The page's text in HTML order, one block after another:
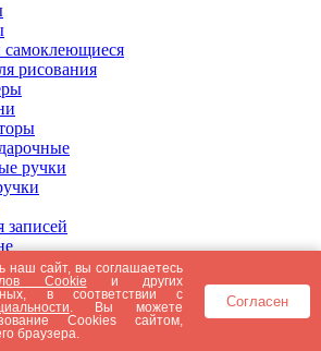
самоклеющиеся
рисования
ручки
записей
5000 рублей
5000 рублей
3000 рублей
2000 рублей
1000 рублей
наш сайт, вы соглашаетесь
Cookie и других
в соответствии с
. Вы можете
Cookies сайтом,
браузера.
Согласен